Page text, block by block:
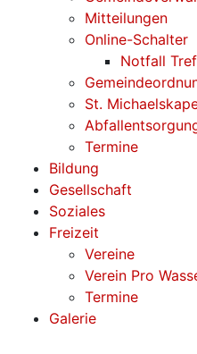
Mitteilungen
Online-Schalter
Notfall
St.
Termine
Bildung
Gesellschaft
Soziales
Freizeit
Vereine
Verein Pro
Termine
Galerie